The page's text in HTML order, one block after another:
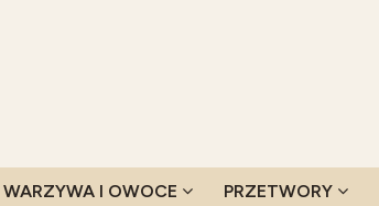
WARZYWA I OWOCE PRZETWORY